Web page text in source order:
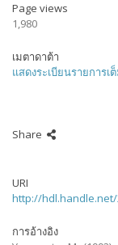
Page views
1,980
เมตาดาต้า
แสดงระเบียนรายการเ
Share
URI
http://hdl.handle.net/
การอ้างอิง